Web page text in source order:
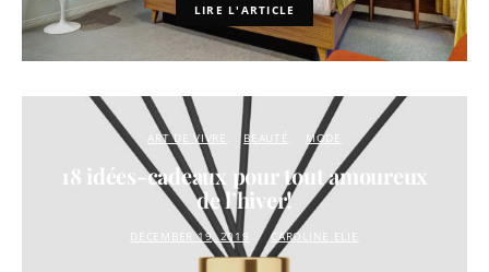
LIRE L'ARTICLE
ART DE VIVRE BEAUTÉ MODE
18 idées-cadeaux pour tout amoureux
de l’hiver!
DECEMBER 19, 2019 CAROLINE ELIE